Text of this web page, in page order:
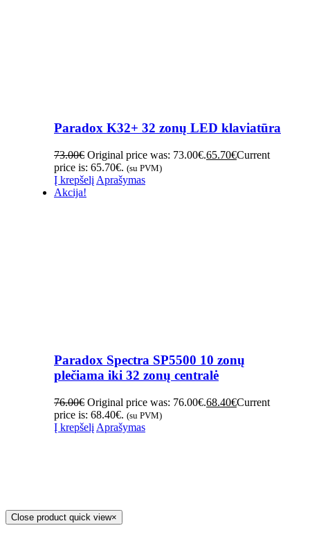
Paradox K32+ 32 zonų LED klaviatūra
73.00€ Original price was: 73.00€.65.70€Current
price is: 65.70€. (su PVM)
Į krepšelį Aprašymas
Akcija!
Paradox Spectra SP5500 10 zonų
plečiama iki 32 zonų centralė
76.00€ Original price was: 76.00€.68.40€Current
price is: 68.40€. (su PVM)
Į krepšelį Aprašymas
Close product quick view×